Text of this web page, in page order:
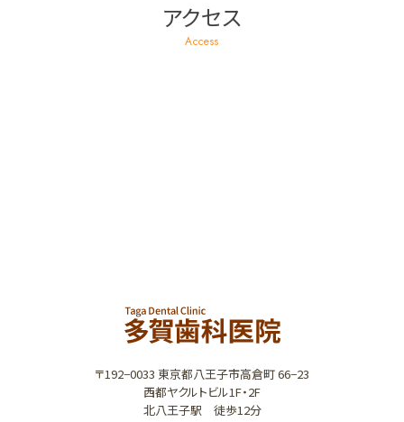
アクセス
Access
〒192−0033 東京都八王子市高倉町 66−23
西都ヤクルトビル1F・2F
北八王子駅 徒歩12分